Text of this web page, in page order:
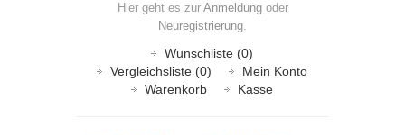
Hier geht es zur Anmeldungoder
Neuregistrierung.
Wunschliste (0)
Vergleichsliste (0)
Mein Konto
Warenkorb
Kasse